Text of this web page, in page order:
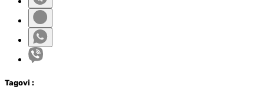
Tagovi :